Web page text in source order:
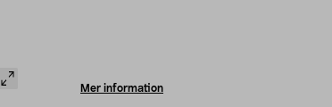
Mer information